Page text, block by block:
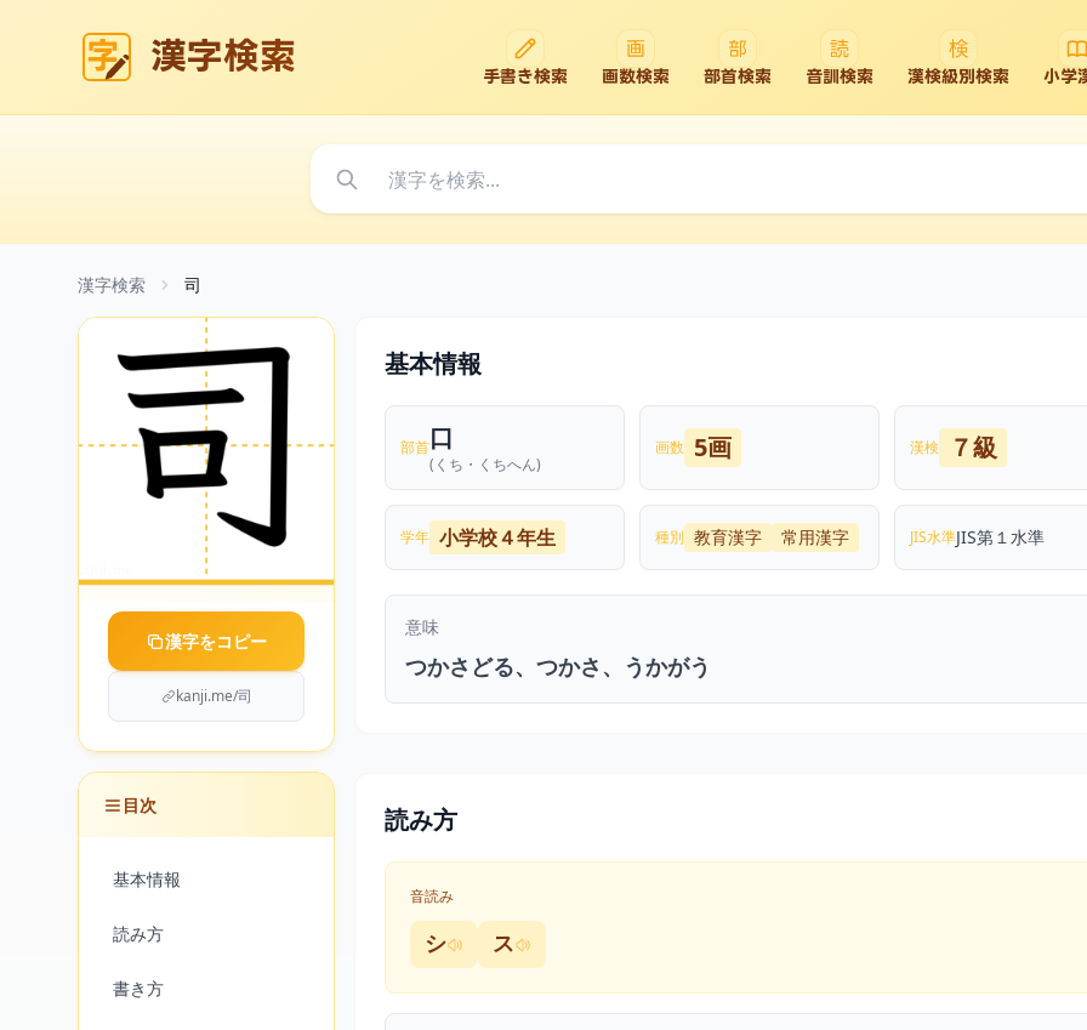
漢字検索 手書き検索 画数検索 部首検索 音訓検索 漢検級別検索 小学
漢字検索 司
漢字をコピー
kanji.me/司
目次
基本情報
読み方
書き方
基本情報
部首口
(くち・くちへん)
画数 5画 漢検 ７級
学年 小学校４年生 種別 教育漢字 常用漢字 JIS水準JIS第１水準
意味
つかさどる、つかさ、うかがう
読み方
音読み
シ ス